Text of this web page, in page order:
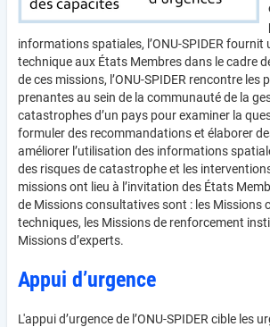
informations spatiales, l’ONU-SPIDER
technique aux États Membres dans le cadre
de ces missions, l’ONU-SPIDER rencontre les
prenantes au sein de la communauté de la
catastrophes d’un pays pour examiner la
formuler des recommandations et élaborer
améliorer l’utilisation des informations
des risques de catastrophe et les
missions ont lieu à l’invitation des États
de Missions consultatives sont : les Missions
techniques, les Missions de renforcement
Missions d’experts.
Appui d’urgence
L'appui d’urgence de l’ONU-SPIDER cible les